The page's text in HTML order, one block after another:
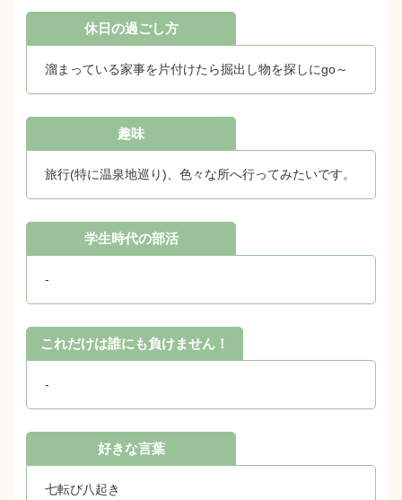
休日の過ごし方
溜まっている家事を片付けたら掘出し物を探しにgo～
趣味
旅行(特に温泉地巡り)、色々な所へ行ってみたいです。
学生時代の部活
-
これだけは誰にも負けません！
-
好きな言葉
七転び八起き